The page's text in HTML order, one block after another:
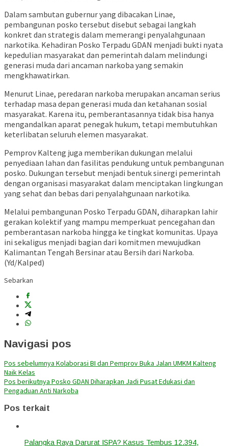
Dalam sambutan gubernur yang dibacakan Linae,
pembangunan posko tersebut disebut sebagai langkah
konkret dan strategis dalam memerangi penyalahgunaan
narkotika. Kehadiran Posko Terpadu GDAN menjadi bukti nyata
kepedulian masyarakat dan pemerintah dalam melindungi
generasi muda dari ancaman narkoba yang semakin
mengkhawatirkan.
Menurut Linae, peredaran narkoba merupakan ancaman serius
terhadap masa depan generasi muda dan ketahanan sosial
masyarakat. Karena itu, pemberantasannya tidak bisa hanya
mengandalkan aparat penegak hukum, tetapi membutuhkan
keterlibatan seluruh elemen masyarakat.
Pemprov Kalteng juga memberikan dukungan melalui
penyediaan lahan dan fasilitas pendukung untuk pembangunan
posko. Dukungan tersebut menjadi bentuk sinergi pemerintah
dengan organisasi masyarakat dalam menciptakan lingkungan
yang sehat dan bebas dari penyalahgunaan narkotika.
Melalui pembangunan Posko Terpadu GDAN, diharapkan lahir
gerakan kolektif yang mampu memperkuat pencegahan dan
pemberantasan narkoba hingga ke tingkat komunitas. Upaya
ini sekaligus menjadi bagian dari komitmen mewujudkan
Kalimantan Tengah Bersinar atau Bersih dari Narkoba.
(Yd/Kalped)
Sebarkan
Navigasi pos
Pos sebelumnya Kolaborasi BI dan Pemprov Buka Jalan UMKM Kalteng
Naik Kelas
Pos berikutnya Posko GDAN Diharapkan Jadi Pusat Edukasi dan
Pengaduan Anti Narkoba
Pos terkait
Palangka Raya Darurat ISPA? Kasus Tembus 12.394,